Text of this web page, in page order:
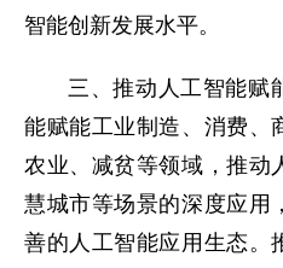
智能创新发展水平。
三、推动人工智能赋
能赋能工业制造、消费、
农业、减贫等领域，推动
慧城市等场景的深度应用
善的人工智能应用生态。